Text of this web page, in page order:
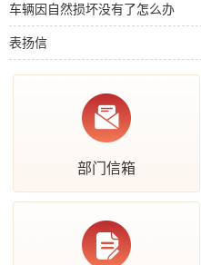
车辆因自然损坏没有了怎么办
表扬信
部门信箱